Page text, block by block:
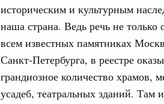
историческим и культурным
наша страна. Ведь речь не только
всем известных памятниках
Санкт-Петербурга, в реестре
грандиозное количество храмов,
усадеб, театральных зданий. Там и